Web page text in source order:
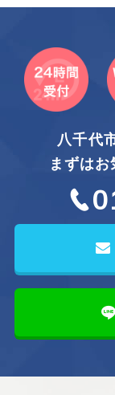
八千代
まずはお